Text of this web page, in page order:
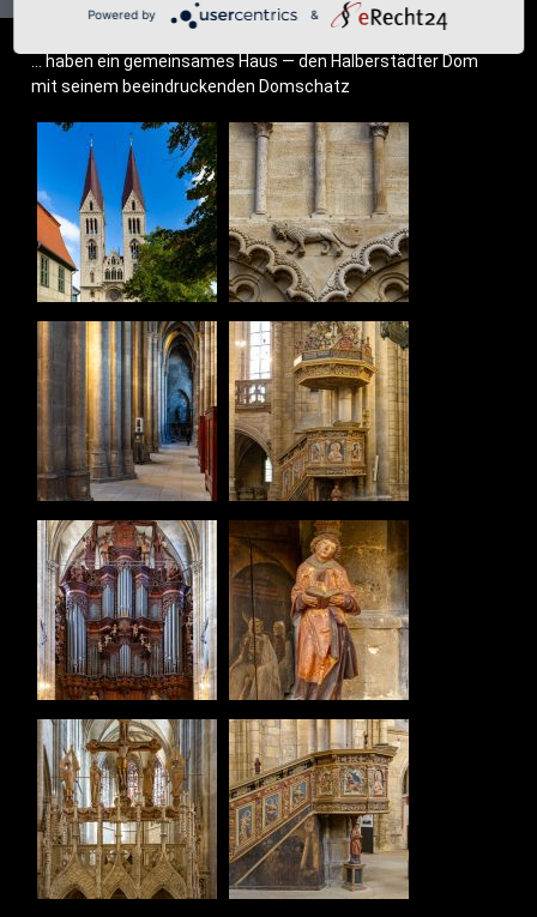
… haben ein gemein­sa­mes Haus — den Hal­ber­städ­ter Dom
mit sei­nem beein­dru­cken­den Domschatz
Powered by &